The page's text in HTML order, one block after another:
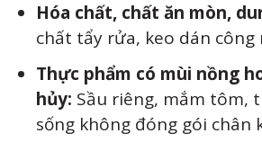
Hóa chất, chất ăn mòn,
chất tẩy rửa, keo dán công
Thực phẩm có mùi nồng
hủy: Sầu riêng, mắm tôm,
sống không đóng gói chân